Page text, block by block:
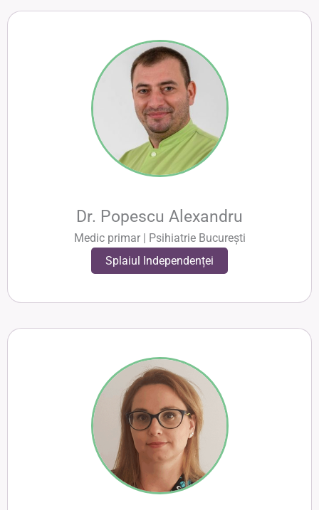
Dr. Popescu Alexandru
Medic primar | Psihiatrie București
Splaiul Independenței